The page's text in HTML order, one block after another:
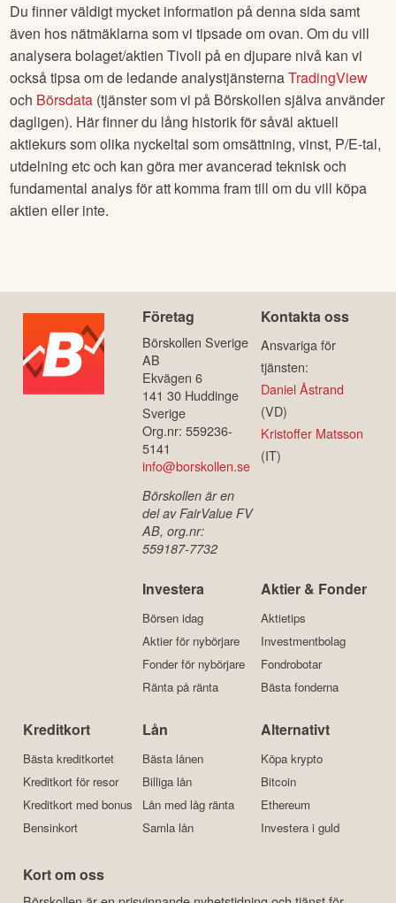
Du finner väldigt mycket information på denna sida samt
även hos nätmäklarna som vi tipsade om ovan. Om du vill
analysera bolaget/aktienTivoli på en djupare nivå kan vi
också tipsa om de ledande analystjänsternaTradingView
och Börsdata (tjänster som vi på Börskollen själva använder
dagligen). Här finner du lång historik för såväl aktuell
aktiekurs som olika nyckeltal som omsättning, vinst, P/E-tal,
utdelning etc och kan göra mer avancerad teknisk och
fundamental analys för att komma fram till om du vill köpa
aktien eller inte.
Företag
Börskollen Sverige
AB
Ekvägen 6
141 30 Huddinge
Sverige
Org.nr: 559236-
5141
info@borskollen.se
Börskollen är en
del av FairValue FV
AB, org.nr:
559187-7732
Kontakta oss
Ansvariga för
tjänsten:
Daniel Åstrand
(VD)
Kristoffer Matsson
(IT)
Investera
Börsen idag
Aktier för nybörjare
Fonder för nybörjare
Ränta på ränta
Aktier & Fonder
Aktietips
Investmentbolag
Fondrobotar
Bästa fonderna
Kreditkort
Bästa kreditkortet
Kreditkort för resor
Kreditkort med bonus
Bensinkort
Lån
Bästa lånen
Billiga lån
Lån med låg ränta
Samla lån
Alternativt
Köpa krypto
Bitcoin
Ethereum
Investera i guld
Kort om oss